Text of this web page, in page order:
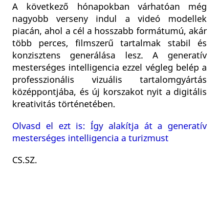
A következő hónapokban várhatóan még
nagyobb verseny indul a videó modellek
piacán, ahol a cél a hosszabb formátumú, akár
több perces, filmszerű tartalmak stabil és
konzisztens generálása lesz. A generatív
mesterséges intelligencia ezzel végleg belép a
professzionális vizuális tartalomgyártás
középpontjába, és új korszakot nyit a digitális
kreativitás történetében.
Olvasd el ezt is: Így alakítja át a generatív
mesterséges intelligencia a turizmust
CS.SZ.